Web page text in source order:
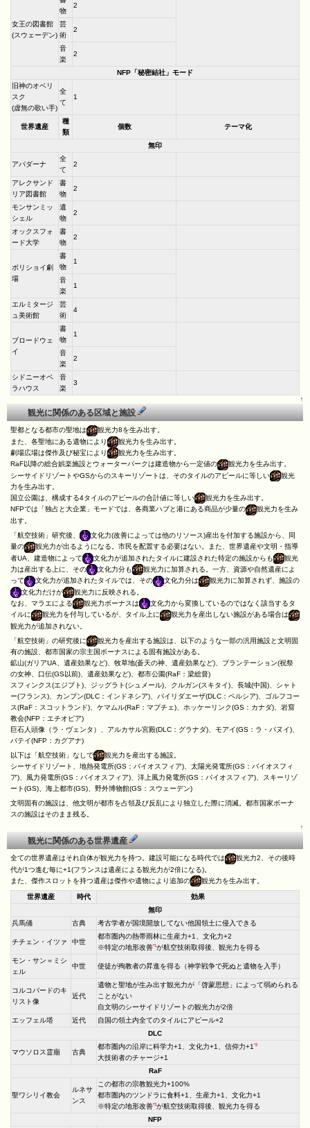
女王の図書館
(スウェーデン)
物
2
芸
術
2
音
楽
2
NFP「秘密結社」モード
旧神のオベリ
スク
(虚無の歌い手)
全
て
1
世界遺産
種
類
個数 テーマ化
無印
アパダーナ
全
て
2
アレクサンド
リア図書館
書
物
2
モンサンミッ
シェル
遺
物
2
オックスフォ
ード大学
書
物
2
ボリショイ劇
場
書
物
1
音
楽
1
エルミタージ
ュ美術館
芸
術
4
ブロードウェ
イ
書
物
1
音
楽
2
シドニーオペ
ラハウス
音
楽
3
↑
観光に関係のある区域と施設
聖都となる都市の聖地は
観光力8を生み出す。
また、各聖地にある遺物により
観光力を生み出す。
劇場広場は傑作及び秘宝により
観光力を生み出す。
RaF以降の総合娯楽施設とウォーターパークは建造物から一定値の
観光力を生み出す。
シーサイドリゾートやGSからのスキーリゾートは、そのタイルのアピールに等しい
観光
力を生み出す。
国立公園は、構成する4タイルのアピールの合計値に等しい
観光力を生み出す。
NFPでは「独占と大企業」モードでは、各商業ハブと港にある商品が少量の
観光力を生み
出す。
「航空技術」研究後、
文化力(改善によっては他のリソース)産出を付加する施設から、同
量の
観光力が出るようになる。市民を配置する必要はない。また、世界遺産や文明・指導
者UA、建造物によって
文化力が追加されたタイルに建設された特定の施設からも
観光
力は産出する上に、その
文化力分も
観光力に加算される。一方、資源や自然遺産によ
って
文化力が追加されたタイルでは、その 文化力分は
観光力に加算されず、施設の
文化力だけが
観光力に反映される。
なお、マラエによる
観光力ボーナスは
文化力から変換しているのではなく該当するタ
イルに
観光力を付与しているが、タイル上に
観光力を産出しない施設がある場合は
観光力が追加されない。
「航空技術」の研究後に
観光力を産出する施設は、以下のような一部の汎用施設と文明固
有の施設、都市国家の宗主国ボーナスによる固有施設がある。
鉱山(ガリアUA、遺産効果など)、牧草地(蒼天の神、遺産効果など)、プランテーション(祝祭
の女神、口伝(GS以前)、遺産効果など)、都市公園(RaF：梁総督)
スフィンクス(エジプト)、ジッグラト(シュメール)、クルガン(スキタイ)、長城(中国)、シャト
ー(フランス)、カンプン(DLC：インドネシア)、パイリダエーザ(DLC：ペルシア)、ゴルフコー
ス(RaF：スコットランド)、ケマムル(RaF：マプチェ)、ホッケーリンク(GS：カナダ)、岩窟
教会(NFP：エチオピア)
巨石人頭像（ラ・ヴェンタ）、アルカサル宮殿(DLC：グラナダ)、モアイ(GS：ラ・パヌイ)、
バテイ(NFP：カグアナ)
以下は「航空技術」なしで
観光力を産出する施設。
シーサイドリゾート、地熱発電所(GS：バイオスフィア)、太陽光発電所(GS：バイオスフィ
ア)、風力発電所(GS：バイオスフィア)、洋上風力発電所(GS：バイオスフィア)、スキーリゾ
ート(GS)、海上都市(GS)、野外博物館(GS：スウェーデン)
文明固有の施設は、他文明が都市を占領及び反乱により独立した際に消滅。都市国家ボーナ
スの施設はそのまま残る。
↑
観光に関係のある世界遺産
全ての世界遺産はそれ自体が観光力を持つ。建設可能になる時代では
観光力2、その後時
代が1つ進む毎に+1(フランスは遺産による観光力が2倍になる)。
また、傑作スロットを持つ遺産は傑作や遺物により追加の
観光力を生み出す。
世界遺産 時代
効果
無印
兵馬俑
古典 考古学者が国境開放してない他国領土に侵入できる
チチェン・イツァ 中世
都市圏内の熱帯雨林に生産力+1、文化力+2
※特定の地形改善*1が航空技術取得後、観光力を得る
モン・サン＝ミシ
ェル
中世 使徒が殉教者の昇進を得る（神学戦争で死ぬと遺物を入手）
コルコバードのキ
リスト像
近代
遺物と聖地が生み出す観光力が「啓蒙思想」によって弱められる
ことがない
自文明のシーサイドリゾートの観光力が2倍
エッフェル塔
近代
自国の領土内全てのタイルにアピール+2
DLC
マウソロス霊廟 古典
都市圏内の沿岸に科学力+1、文化力+1、信仰力+1 *2
大技術者のチャージ+1
RaF
聖ワシリイ教会
ルネサ
ンス
この都市の宗教観光力+100%
都市圏内のツンドラに食料+1、生産力+1、文化力+1
※特定の地形改善*3が航空技術取得後、観光力を得る
NFP